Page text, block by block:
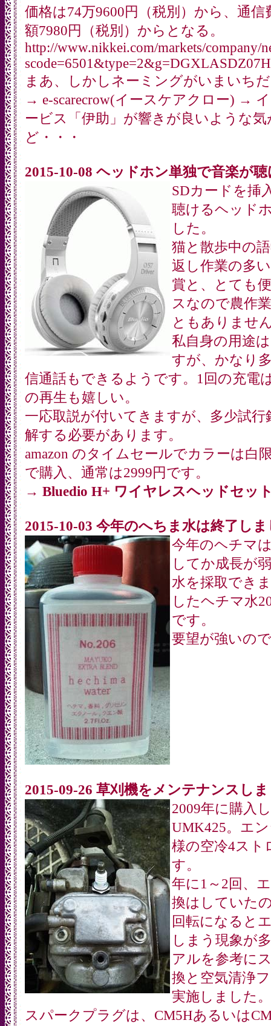
価格は74万9600円（税別）から、通
額7980円（税別）からとなる。
http://www.nikkei.com/markets/company/
まあ、しかしネーミングがいまいち
→ e-scarecrow(イースケアクロー) →
ービス「伊助」が響きが良いような
ど・・・
2015-10-08 ヘッドホン単独で音楽が
SDカードを挿
聴けるヘッド
した。
猫と散歩中の
返し作業の多
賞と、とても
スなので農作
ともありませ
私自身の用途
すが、かなり
信通話もできるようです。1回の充電
の再生も嬉しい。
一応取説が付いてきますが、多少試
解する必要があります。
amazon のタイムセールでカラーは白
で購入、通常は2999円です。
→ Bluedio H+ ワイヤレスヘッドセッ
2015-10-03 今年のへちま水は終了し
今年のヘチマ
してか成長が
水を採取でき
したヘチマ水
です。
要望が強いの
2015-09-26 草刈機をメンテナンスし
2009年に購入
UMK425。エ
様の空冷4スト
す。
年に1～2回、
換はしていた
回転になると
しまう現象が
アルを参考に
換と空気清浄
実施しました。
スパークプラグは、CM5Hあるいは